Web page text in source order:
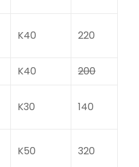
K40 220
K40 200
K30 140
K50 320